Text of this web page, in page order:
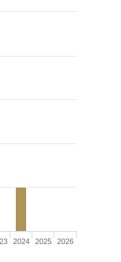
2024 2025 2026